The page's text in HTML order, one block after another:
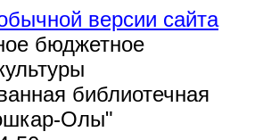
версии сайта
бюджетное
библиотечная
Олы"